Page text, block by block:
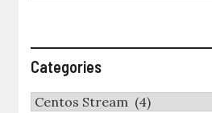
Categories
Categories